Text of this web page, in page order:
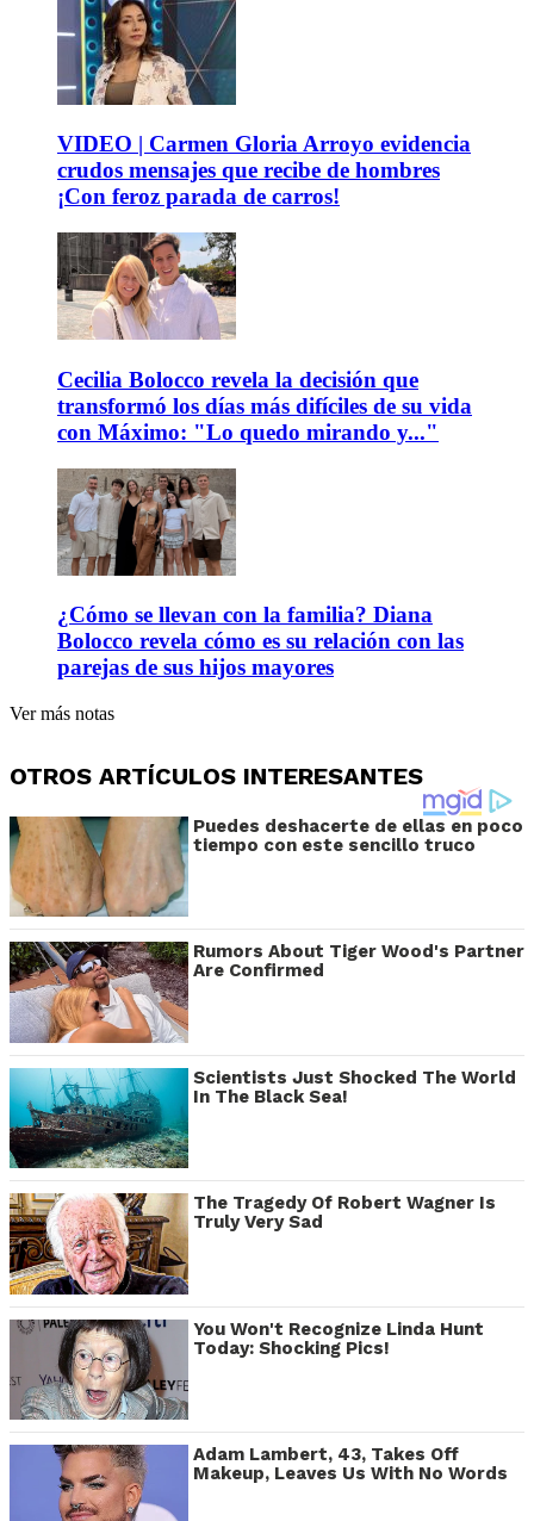
VIDEO | Carmen Gloria Arroyo evidencia
crudos mensajes que recibe de hombres
¡Con feroz parada de carros!
Cecilia Bolocco revela la decisión que
transformó los días más difíciles de su vida
con Máximo: "Lo quedo mirando y..."
¿Cómo se llevan con la familia? Diana
Bolocco revela cómo es su relación con las
parejas de sus hijos mayores
Ver más notas
OTROS ARTÍCULOS INTERESANTES
Puedes deshacerte de ellas en poco
tiempo con este sencillo truco
Rumors About Tiger Wood's Partner
Are Confirmed
Scientists Just Shocked The World
In The Black Sea!
The Tragedy Of Robert Wagner Is
Truly Very Sad
You Won't Recognize Linda Hunt
Today: Shocking Pics!
Adam Lambert, 43, Takes Off
Makeup, Leaves Us With No Words